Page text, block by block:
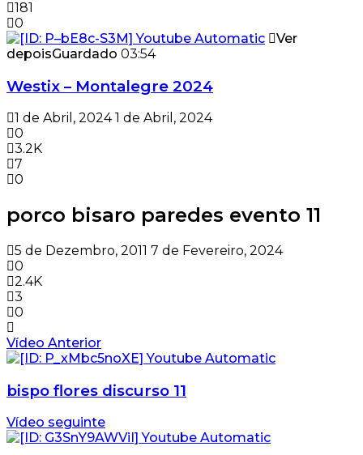
181
0
Ver
depoisGuardado 03:54
Westix – Montalegre 2024
1 de Abril, 2024 1 de Abril, 2024
0
3.2K
7
0
porco bisaro paredes evento 11
5 de Dezembro, 2011 7 de Fevereiro, 2024
0
2.4K
3
0
Vídeo Anterior
bispo flores discurso 11
Vídeo seguinte